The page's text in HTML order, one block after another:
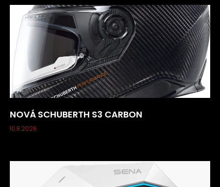
k
y
v
ý
p
i
s
u
NOVÁ SCHUBERTH S3 CARBON
10.8.2026